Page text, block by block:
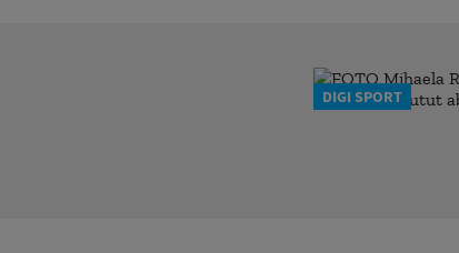
DIGI SPORT